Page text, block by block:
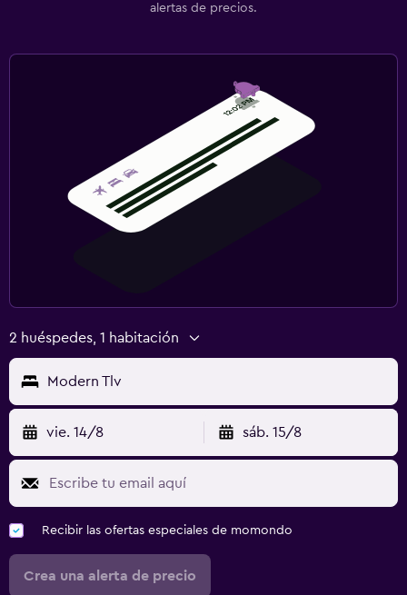
alertas de precios.
2 huéspedes, 1 habitación
Modern Tlv
vie. 14/8 sáb. 15/8
Recibir las ofertas especiales de momondo
Crea una alerta de precio